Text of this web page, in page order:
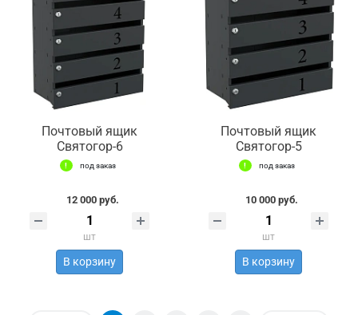
Почтовый ящик
Святогор-6
под заказ
12 000 руб.
шт
В корзину
Почтовый ящик
Святогор-5
под заказ
10 000 руб.
шт
В корзину